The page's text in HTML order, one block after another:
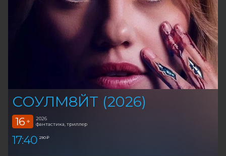
СОУЛМ8ЙТ (2026)
16 +
2026
фантастика, триллер
17:40 290 ₽